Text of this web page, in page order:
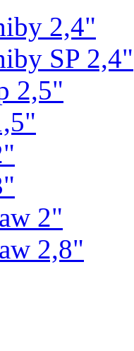
2,4"
SP 2,4"
2,5"
2"
2,8"